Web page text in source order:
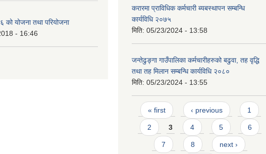
योजना तथा परियोजना
- 16:46
करारमा प्राविधिक कर्मचारी ब्यबस्थापन सम्बन्धि
कार्यविधि २०७५
मिति: 05/23/2024 - 13:58
जन्तेढुङ्गा गाउँपालिका कर्मचारीहरुको बढुवा, तह वृद्धि
तथा तह मिलान सम्बन्धि कार्यविधि २०८०
मिति: 05/23/2024 - 13:55
Pages
« first ‹ previous 1
2 3 4 5 6
7 8 next ›